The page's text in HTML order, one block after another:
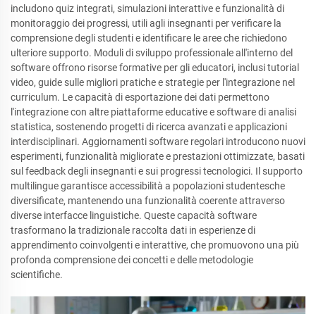
includono quiz integrati, simulazioni interattive e funzionalità di
monitoraggio dei progressi, utili agli insegnanti per verificare la
comprensione degli studenti e identificare le aree che richiedono
ulteriore supporto. Moduli di sviluppo professionale all'interno del
software offrono risorse formative per gli educatori, inclusi tutorial
video, guide sulle migliori pratiche e strategie per l'integrazione nel
curriculum. Le capacità di esportazione dei dati permettono
l'integrazione con altre piattaforme educative e software di analisi
statistica, sostenendo progetti di ricerca avanzati e applicazioni
interdisciplinari. Aggiornamenti software regolari introducono nuovi
esperimenti, funzionalità migliorate e prestazioni ottimizzate, basati
sul feedback degli insegnanti e sui progressi tecnologici. Il supporto
multilingue garantisce accessibilità a popolazioni studentesche
diversificate, mantenendo una funzionalità coerente attraverso
diverse interfacce linguistiche. Queste capacità software
trasformano la tradizionale raccolta dati in esperienze di
apprendimento coinvolgenti e interattive, che promuovono una più
profonda comprensione dei concetti e delle metodologie
scientifiche.